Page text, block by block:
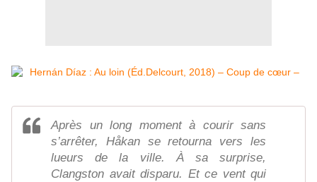
Après un long moment à courir sans
s’arrêter, Håkan se retourna vers les
lueurs de la ville. À sa surprise,
Clangston avait disparu. Et ce vent qui